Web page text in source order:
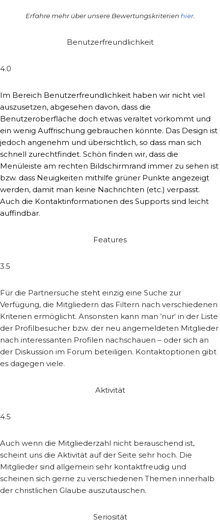
Erfahre mehr über unsere Bewertungskriterien hier.
Benutzerfreundlichkeit
4.0
Im Bereich Benutzerfreundlichkeit haben wir nicht viel
auszusetzen, abgesehen davon, dass die
Benutzeroberfläche doch etwas veraltet vorkommt und
ein wenig Auffrischung gebrauchen könnte. Das Design ist
jedoch angenehm und übersichtlich, so dass man sich
schnell zurechtfindet. Schön finden wir, dass die
Menüleiste am rechten Bildschirmrand immer zu sehen ist
bzw. dass Neuigkeiten mithilfe grüner Punkte angezeigt
werden, damit man keine Nachrichten (etc.) verpasst.
Auch die Kontaktinformationen des Supports sind leicht
auffindbar.
Features
3.5
Für die Partnersuche steht einzig eine Suche zur
Verfügung, die Mitgliedern das Filtern nach verschiedenen
Kriterien ermöglicht. Ansonsten kann man ’nur‘ in der Liste
der Profilbesucher bzw. der neu angemeldeten Mitglieder
nach interessanten Profilen nachschauen – oder sich an
der Diskussion im Forum beteiligen. Kontaktoptionen gibt
es dagegen viele.
Aktivität
4.5
Auch wenn die Mitgliederzahl nicht berauschend ist,
scheint uns die Aktivität auf der Seite sehr hoch. Die
Mitglieder sind allgemein sehr kontaktfreudig und
scheinen sich gerne zu verschiedenen Themen innerhalb
der christlichen Glaube auszutauschen.
Seriosität